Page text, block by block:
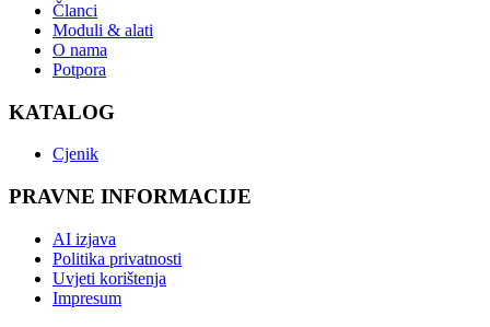
Članci
Moduli & alati
O nama
Potpora
KATALOG
Cjenik
PRAVNE INFORMACIJE
AI izjava
Politika privatnosti
Uvjeti korištenja
Impresum